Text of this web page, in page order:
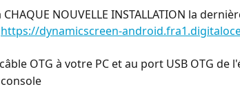
NOUVELLE INSTALLATION la
https://dynamicscreen-
OTG à votre PC et au port USB OTG de